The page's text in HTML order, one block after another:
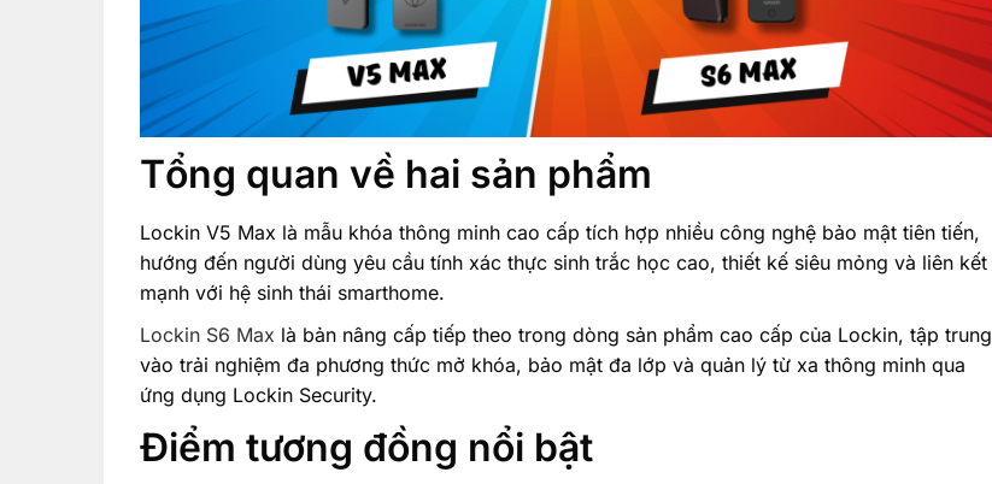
Tổng quan về hai sản phẩm
Lockin V5 Max là mẫu khóa thông minh cao cấp tích hợp nhiều công nghệ bảo mật tiên tiến,
hướng đến người dùng yêu cầu tính xác thực sinh trắc học cao, thiết kế siêu mỏng và liên kết
mạnh với hệ sinh thái smarthome.
Lockin S6 Max là bản nâng cấp tiếp theo trong dòng sản phẩm cao cấp của Lockin, tập trung
vào trải nghiệm đa phương thức mở khóa, bảo mật đa lớp và quản lý từ xa thông minh qua
ứng dụng Lockin Security.
Điểm tương đồng nổi bật